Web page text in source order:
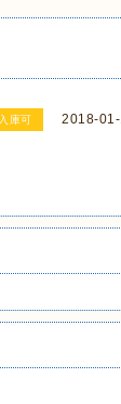
庫可 2018-